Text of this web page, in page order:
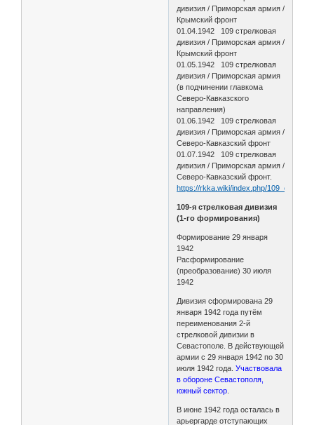
дивизия / Приморская армия /
Крымский фронт
01.04.1942 109 стрелковая
дивизия / Приморская армия /
Крымский фронт
01.05.1942 109 стрелковая
дивизия / Приморская армия
(в подчинении главкома
Северо-Кавказского
направления)
01.06.1942 109 стрелковая
дивизия / Приморская армия /
Северо-Кавказский фронт
01.07.1942 109 стрелковая
дивизия / Приморская армия /
Северо-Кавказский фронт.
https://rkka.wiki/index.php/
109-я стрелковая дивизия
(1-го формирования)
Формирование 29 января
1942
Расформирование
(преобразование) 30 июля
1942
Дивизия сформирована 29
января 1942 года путём
переименования 2-й
стрелковой дивизии в
Севастополе. В действующей
армии с 29 января 1942 по 30
июля 1942 года.Участвовала
в обороне Севастополя,
южный сектор
В июне 1942 года осталась в
арьергарде отступающих